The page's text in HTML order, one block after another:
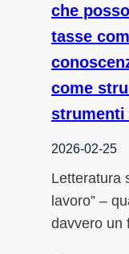
che
tasse
come
strumenti
2026-02-25
Letteratura
lavoro” –
davvero